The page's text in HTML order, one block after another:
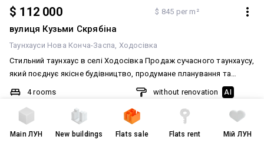
$ 112 000 $ 845 per m²
вулиця Кузьми Скрябіна
Таунхауси Нова Конча-Заспа Ходосівка
Стильний таунхаус в селі Ходосівка Продаж сучасного таунхаусу,
який поєднує якісне будівництво, продумане планування та
повну готовність до комфортного життя. Будинок введений в
експлуатацію, є поштова адреса, можливо розгядати під
житловий сертіфікат Держмолодьжитло для ВПО, Євідновлення
Ходосівка-затишне та зелене передмістя Києва, всього 15
хвилин до Печерьська Характеристики: • Загальна площа — 132,6
4 rooms
132.6
/35
without renovation AI
MainЛУН New buildings Flats sale Flats rent Мій ЛУН